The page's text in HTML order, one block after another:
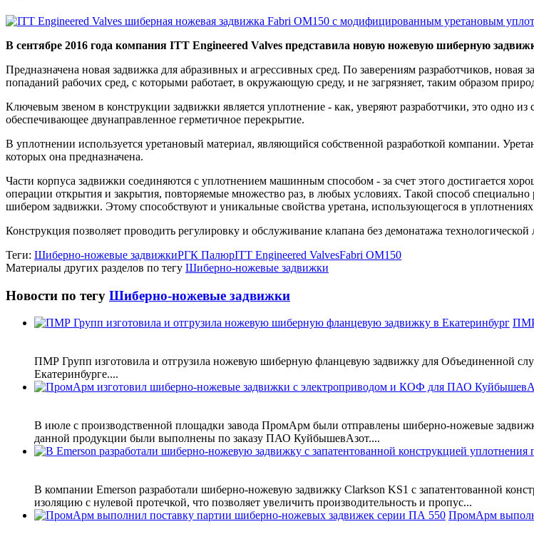
В сентябре 2016 года компания ITT Engineered Valves представила новую ножевую шиберную
Предназначена новая задвижка для абразивных и агрессивных сред. По заверениям разработчиков,
попаданий рабочих сред, с которыми работает, в окружающую среду, и не загрязняет, таким образом
Ключевым звеном в конструкции задвижки является уплотнение - как, уверяют разработчики, это
обеспечивающее двунаправленное герметичное перекрытие.
В уплотнении используется уретановый материал, являющийся собственной разработкой компании.
которых она предназначена.
Части корпуса задвижки соединяются с уплотнением машинным способом - за счет этого достигается
операции открытия и закрытия, повторяемые множество раз, в любых условиях. Такой способ
шибером задвижки. Этому способствуют и уникальные свойства уретана, использующегося в
Конструкция позволяет проводить регулировку и обслуживание клапана без демонатажа технологической
Теги: Шиберно-ножевые задвижкиРГК ПалюрITT Engineered ValvesFabri OM150
Материалы других разделов по тегу Шиберно-ножевые задвижки
Новости по тегу Шиберно-ножевые задвижки
ПМР
ПМР Групп изготовила и отгрузила ножевую шиберную фланцевую задвижку для Объединенной
Екатеринбурге....
В июле с производственной площадки завода ПромАрм были отправлены шиберно-ножевые
данной продукции были выполнены по заказу ПАО КуйбышевАзот....
В компании Emerson разработали шиберно-ножевую задвижку Clarkson KS1 с запатентованной
изоляцию с нулевой протечкой, что позволяет увеличить производительность и пропус...
ПромАрм